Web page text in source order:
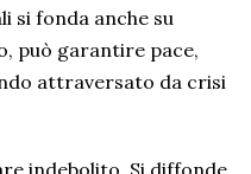
si fonda anche su
può garantire pace,
attraversato da crisi